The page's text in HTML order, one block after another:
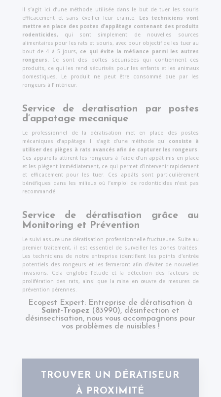
Il s’agit ici d’une méthode utilisée dans le but de tuer les souris
efficacement et sans éveiller leur crainte.
Les techniciens vont
mettre en place des postes d’appâtage contenant des produits
rodenticides, qui sont simplement de nouvelles sources
alimentaires pour les rats et souris, avec pour objectif de les tuer au
bout de 4 à 5 jours, ce qui évite la méfiance parmi les autres
rongeurs.
Ce sont des boîtes sécurisées qui contiennent ces
produits, ce qui les rend sécurisés pour les enfants et les animaux
domestiques. Le produit ne peut être consommé que par les
rongeurs à l’intérieur.
Service de deratisation par postes
d’appatage mecanique
Le professionnel de la dératisation met en place des postes
mécaniques d’appâtage. Il s’agit d’une méthode qui consiste à
utiliser des pièges à rats avancés afin de capturer les rongeurs
Ces appareils attirent les rongeurs à l’aide d’un appât mis en place
et les piègent immédiatement, ce qui permet d’intervenir rapidement
et efficacement pour les tuer. Ces appâts sont particulièrement
bénéfiques dans les milieux où l’emploi de rodonticides n’est pas
recommandé
Service de dératisation grâce au
Monitoring et Prévention
Le suivi assure une dératisation professionnelle fructueuse. Suite au
premier traitement, il est essentiel de surveiller les zones traitées.
Les techniciens de notre entreprise identifient les points d'entrée
potentiels des rongeurs et les fermeront afin d'éviter de nouvelles
invasions. Cela englobe l'étude et la détection des facteurs de
prolifération des rats, ainsi que la mise en œuvre de mesures de
prévention pérennes.
Ecopest Expert: Entreprise de dératisation à
Saint-Tropez(83990), désinfection et
désinsectisation, nous vous accompagnons pour
vos problèmes de nuisibles !
TROUVER UN DÉRATISEUR
À PROXIMITÉ